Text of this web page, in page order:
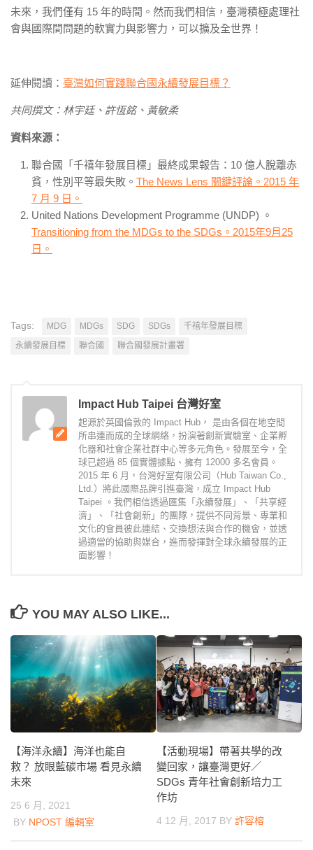
未來，我們僅有 15 年的時間。然而我們相信，臺灣積極處理社
會與國際間問題的軟實力與影響力，可以擴及全世界！
延伸閱讀： 臺灣如何實踐聯合國永續發展目標？
共同撰文：林宇廷、許恆銘、黃敏柔
資料來源：
聯合國「千禧年發展目標」最終成果報告：10 億人脫離赤
貧，性別平等最失敗。 The News Lens 關鍵評論。2015 年
7 月 9 日。
United Nations Development Programme (UNDP) 。
Transitioning from the MDGs to the SDGs。2015年9月25
日。
Tags: MDG MDGs SDG SDGs
千禧年發展目標
永續發展目標
聯合國 聯合國發展計畫署
Impact Hub Taipei 台灣好室
起源於英國倫敦的 Impact Hub， 是由各個在地空間
所串連而成的全球網絡，扮演著創新實驗室、企業孵
化器和社會企業社群中心等多元角色。發展至今，全
球已超過 85 個實體據點、擁有 12000 多名會員。
2015 年 6 月，台灣好室有限公司（Hub Taiwan Co.,
Ltd.）將此國際品牌引進臺灣，成立 Impact Hub
Taipei 。我們相信透過匯集「永續發展」、「共享經
濟」、「社會創新」的團隊，提供不同背景、專業和
文化的會員彼此連結、交換想法與合作的機會，並透
過適當的協助與媒合，進而發揮對全球永續發展的正
面影響！
YOU MAY ALSO LIKE...
【海洋永續】海洋也能自
救？ 放眼藍碳市場 看見永續
未來
25 6 月, 2021
BY NPOST 編輯室
【活動現場】帶著共學的改
變回家，讓臺灣更好／
SDGs 青年社會創新培力工
作坊
4 12 月, 2017 BY 許容榕